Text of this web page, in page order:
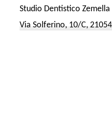
Studio Dentistico Zemella
Via Solferino, 10/C,